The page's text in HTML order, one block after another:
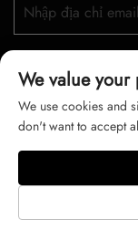
Bản quyền ©
Chính
We value your
We use cookies and
don't want to accept